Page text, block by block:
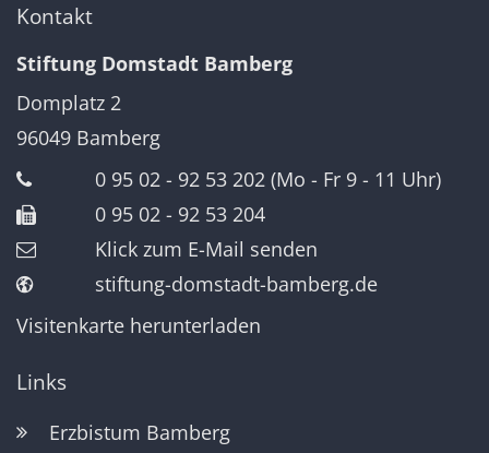
Kontakt
Stiftung Domstadt Bamberg
Domplatz 2
96049 Bamberg
0 95 02 - 92 53 202 (Mo - Fr 9 - 11 Uhr)
0 95 02 - 92 53 204
Klick zum E-Mail senden
stiftung-domstadt-bamberg.de
Visitenkarte herunterladen
Links
Erzbistum Bamberg